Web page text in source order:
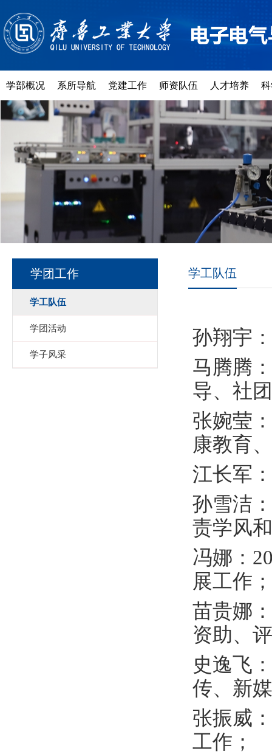
学部概况 系所导航 党建工作 师资队伍 人才培养
学团工作
学工队伍
学团活动
学子风采
学工队伍
孙翔宇
马腾腾
导、社
张婉莹
康教育
江长军
孙雪洁
责学风
冯娜：
展工作；
苗贵娜
资助、
史逸飞
传、新
张振威
工作；